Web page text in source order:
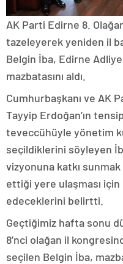
AK Parti Edirne 8.
tazeleyerek yeniden il
Belgin İba, Edirne
mazbatasını aldı.
Cumhurbaşkanı ve AK
Tayyip Erdoğan’ın
teveccühüyle yönetim
seçildiklerini söyleyen
vizyonuna katkı
ettiği yere ulaşması
edeceklerini belirtti.
Geçtiğimiz hafta sonu
8’nci olağan il
seçilen Belgin İba,